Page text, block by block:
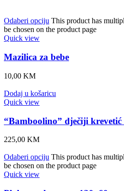
Odaberi opciju This product has
be chosen on the product page
Quick view
Mazilica za bebe
10,00 KM
Dodaj u košaricu
Quick view
“Bamboolino” dječiji krevetić
225,00 KM
Odaberi opciju This product has
be chosen on the product page
Quick view